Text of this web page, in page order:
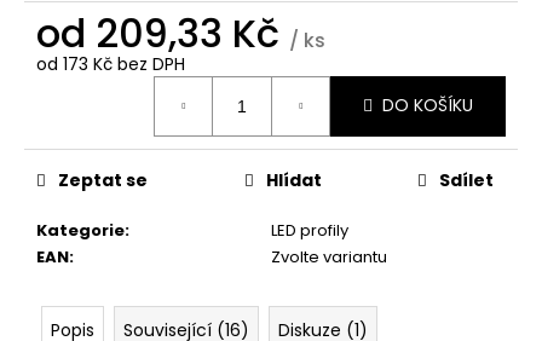
od 209,33 Kč / ks
od 173 Kč bez DPH
DO KOŠÍKU
Kategorie:
LED profily
EAN: Zvolte variantu
Zeptat se Hlídat Sdílet
Popis Související (16) Diskuze (1)